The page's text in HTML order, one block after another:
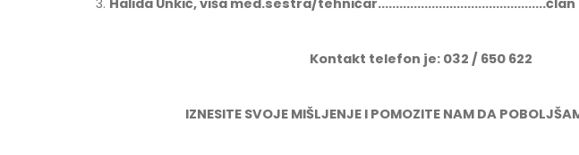
Halida Unkić, viša med.sestra/
Kontakt telefon je: 032 / 650 622
IZNESITE SVOJE MIŠLJENJE I POMOZITE NAM DA